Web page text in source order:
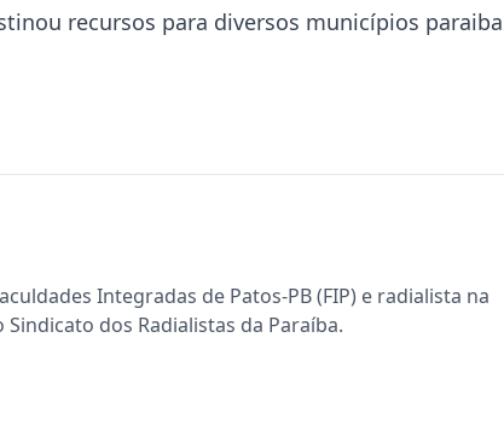
recursos para diversos municípios
Integradas de Patos-PB (FIP) e radialista na
Sindicato dos Radialistas da Paraíba.